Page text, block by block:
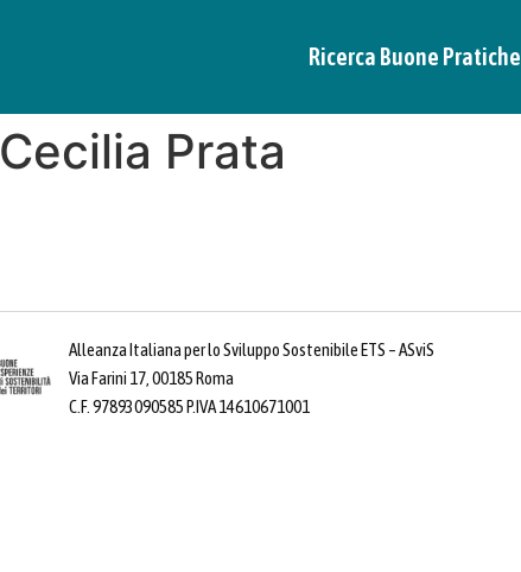
Ricerca Buone Pratiche
Cecilia Prata
Alleanza Italiana per lo Sviluppo Sostenibile ETS – ASviS
Via Farini 17, 00185 Roma
C.F. 97893090585 P.IVA 14610671001